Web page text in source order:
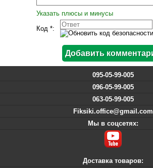
Указать плюсы и минусы
Код *:
095-05-99-005
096-05-99-005
063-05-99-005
Fiksiki.office@gmail.com
Мы в соцсетях:
Доставка товаров: